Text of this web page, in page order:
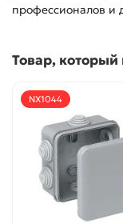
профессионалов и
Товар, который
NX1044